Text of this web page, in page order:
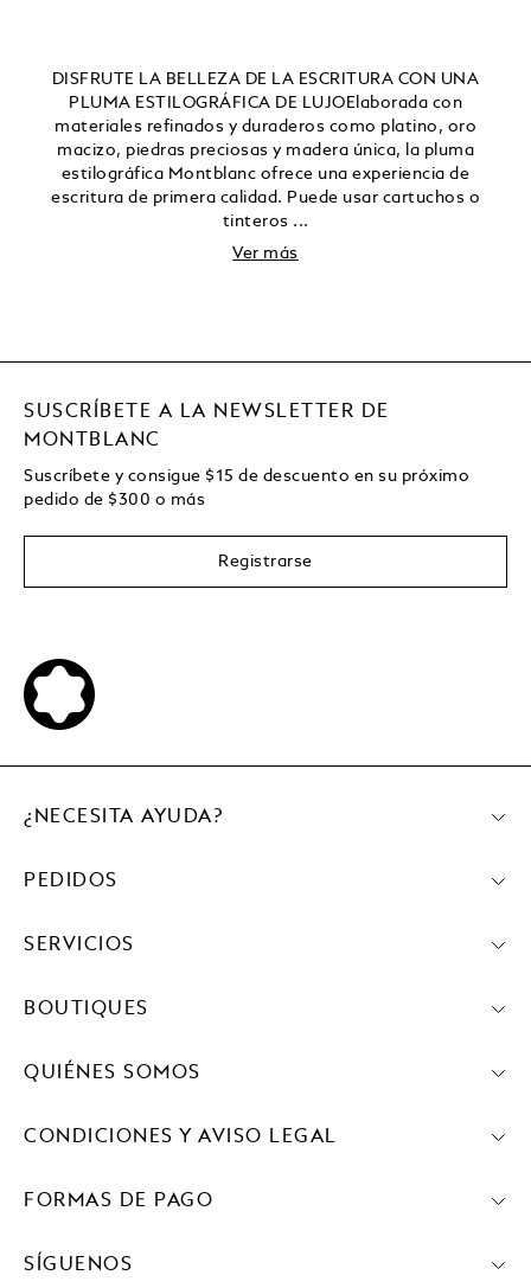
DISFRUTE LA BELLEZA DE LA ESCRITURA CON UNA
PLUMA ESTILOGRÁFICA DE LUJOElaborada con
materiales refinados y duraderos como platino, oro
macizo, piedras preciosas y madera única, la pluma
estilográfica Montblanc ofrece una experiencia de
escritura de primera calidad. Puede usar cartuchos o
tinteros ...
Ver más
SUSCRÍBETE A LA NEWSLETTER DE
MONTBLANC
Suscríbete y consigue $15 de descuento en su próximo
pedido de $300 o más
Registrarse
FORMAS DE PAGO
SÍGUENOS
¿NECESITA AYUDA?
PEDIDOS
SERVICIOS
BOUTIQUES
QUIÉNES SOMOS
CONDICIONES Y AVISO LEGAL